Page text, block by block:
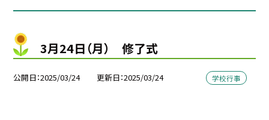
3月24日（月） 修了式
公開日 2025/03/24 更新日 2025/03/24 学校行事